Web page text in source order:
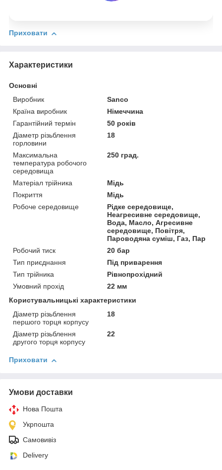
Приховати
Характеристики
Основні
Виробник
Sanco
Країна виробник
Німеччина
Гарантійний термін
50 років
Діаметр різьблення
горловини
18
Максимальна
температура робочого
середовища
250 град.
Матеріал трійника
Мідь
Покриття
Мідь
Робоче середовище
Рідке середовище,
Неагресивне середовище,
Вода, Масло, Агресивне
середовище, Повітря,
Пароводяна суміш, Газ, Пар
Робочий тиск
20 бар
Тип приєднання
Під приварення
Тип трійника
Рівнопрохідний
Умовний прохід
22 мм
Користувальницькі характеристики
Діаметр різьблення
першого торця корпусу
18
Діаметр різьблення
другого торця корпусу
22
Приховати
Умови доставки
Нова Пошта
Укрпошта
Самовивіз
Delivery